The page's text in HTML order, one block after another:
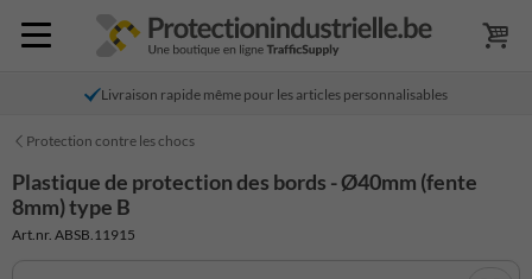
Livraison rapide même pour les articles personnalisables
Protection contre les chocs
Plastique de protection des bords - Ø40mm (fente
8mm) type B
Art.nr. ABSB.11915